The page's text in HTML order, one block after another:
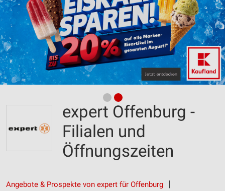
expert Offenburg -
Filialen und
Öffnungszeiten
Angebote & Prospekte von expert für Offenburg